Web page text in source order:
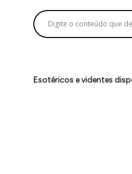
a
ç
o
d
Esotéricos e videntes